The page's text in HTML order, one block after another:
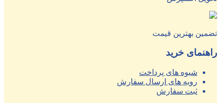
تضمین بهترین قیمت
راهنمای خرید
شیوه های پرداخت
رویه های ارسال سفارش
ثبت سفارش